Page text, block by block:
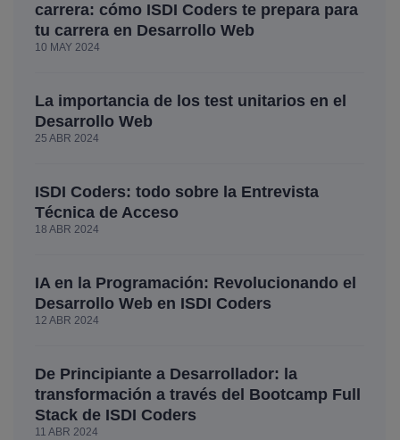
carrera: cómo ISDI Coders te prepara para
tu carrera en Desarrollo Web
10 MAY 2024
La importancia de los test unitarios en el
Desarrollo Web
25 ABR 2024
ISDI Coders: todo sobre la Entrevista
Técnica de Acceso
18 ABR 2024
IA en la Programación: Revolucionando el
Desarrollo Web en ISDI Coders
12 ABR 2024
De Principiante a Desarrollador: la
transformación a través del Bootcamp Full
Stack de ISDI Coders
11 ABR 2024